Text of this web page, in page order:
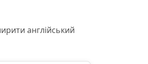
англійський